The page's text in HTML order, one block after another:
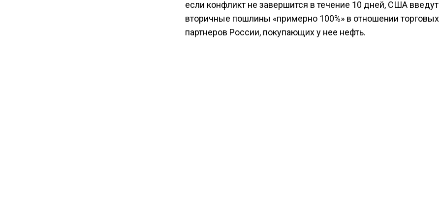
если конфликт не завершится в течение 10 дней, США введут
вторичные пошлины «примерно 100%» в отношении торговых
партнеров России, покупающих у нее нефть.